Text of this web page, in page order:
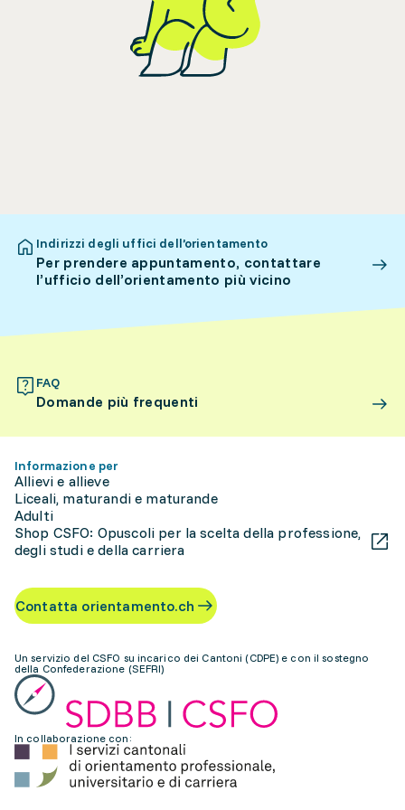
Indirizzi degli uffici dell’orientamento
Per prendere appuntamento, contattare
l’ufficio dell’orientamento più vicino
FAQ
Domande più frequenti
Informazione per
Allievi e allieve
Liceali, maturandi e maturande
Adulti
Shop CSFO: Opuscoli per la scelta della professione,
degli studi e della carriera
Contatta orientamento.ch
Un servizio del CSFO su incarico dei Cantoni (CDPE) e con il sostegno
della Confederazione (SEFRI)
In collaborazione con: